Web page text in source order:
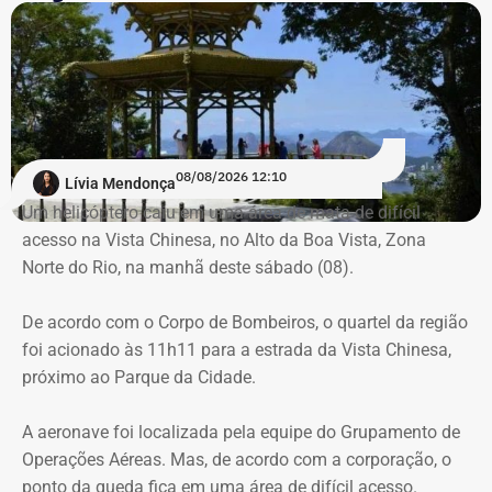
Trecho da argumentação da prefeitura de Búzios sobre a respeito da morte
de uma criança de 2 anos — Foto: Reprodução.
criança de 2 anos — Foto: Reprodução.
O pedido de Búzios à Justiça
Em caráter urgente, antes da apresentação da defesa das
empresas, a prefeitura solicitou:
Há registro de fogo na região, e militares especializados
em combate a incêndios florestais também foram
mobilizados.
Para dar apoio às buscas do Corpo de Bombeiros, o
ICMBio informou que um pequeno e restrito trecho da
Estrada da Vista Chinesa, em frente ao pagode chinês da
Vista Chinesa, foi interditado. A Vista Chinesa fica dentro
do Parque Nacional da Tijuca
Lívia Mendonça08/08/2026 12:10
Um helicóptero caiu em uma área de mata de difícil
acesso na Vista Chinesa, no Alto da Boa Vista, Zona
Norte do Rio, na manhã deste sábado (08).
De acordo com o Corpo de Bombeiros, o quartel da região
foi acionado às 11h11 para a estrada da Vista Chinesa,
próximo ao Parque da Cidade.
A aeronave foi localizada pela equipe do Grupamento de
Operações Aéreas. Mas, de acordo com a corporação, o
ponto da queda fica em uma área de difícil acesso.